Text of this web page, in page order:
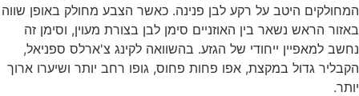
המחולקים היטב על רקע לבן פנינה. כאשר הצבע מחולק באופן שווה
באזור הראש נשאר בין האוזניים סימן לבן בצורת מעוין, וסימן זה
נחשב למאפיין ייחודי של הגזע. בהשוואה לקינג צ'ארלס ספניאל,
הקבליר גדול במקצת, אפו פחות פחוס, גופו רחב יותר ושיערו ארוך
יותר.